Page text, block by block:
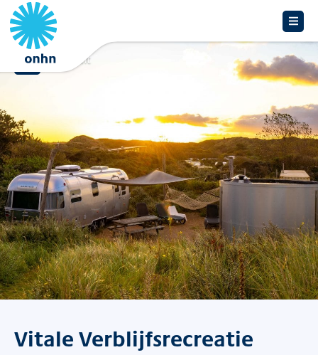
Overzicht
Vitale Verblijfsrecreatie